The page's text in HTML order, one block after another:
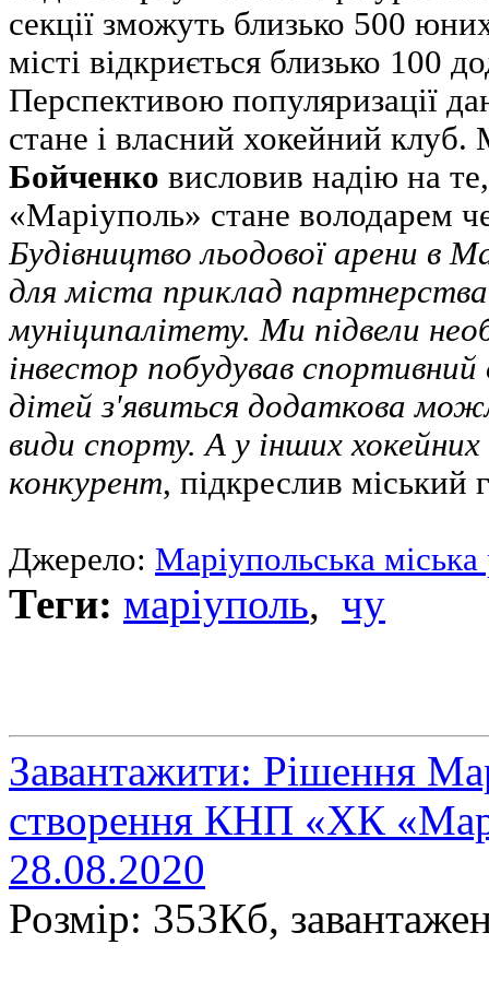
секції зможуть близько 500
місті відкриється близько 100
Перспективою популяризації
стане і власний хокейний клуб.
Бойченко висловив надію на
«Маріуполь» стане володарем
Будівництво льодової арени в
для міста приклад партнерства
муніципалітету. Ми підвели
інвестор побудував
дітей з'явиться додаткова
види спорту. А у інших хокейних
конкурент, підкреслив міський
Джерело: Маріупольська міська
Теги: маріуполь, чу
Завантажити: Рішення
створення КНП «ХК
28.08.2020
Розмір: 353Кб,